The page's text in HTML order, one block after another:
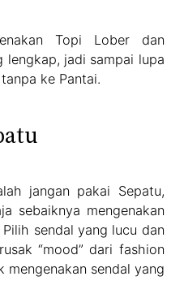
Topi Lober dan
lengkap, jadi sampai lupa
ke Pantai.
jangan pakai Sepatu,
sebaiknya mengenakan
sendal yang lucu dan
“mood” dari fashion
mengenakan sendal yang